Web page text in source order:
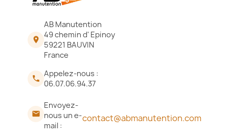

AB Manutention
49 chemin d' Epinoy
59221 BAUVIN
France
 Appelez-nous :
06.07.06.94.37

Envoyez-
nous un e-
mail :
contact@abmanutention.com